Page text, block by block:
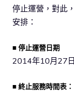
停止運營，對此
安排：
■ 停止運營日期
2014年10月27日
■ 終止服務時間表：